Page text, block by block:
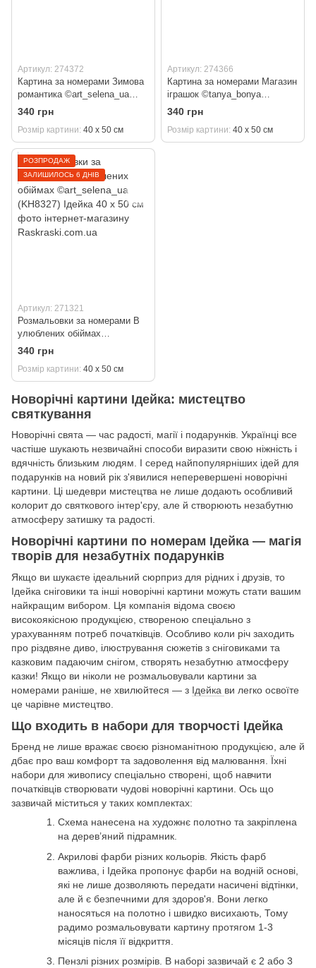
Артикул: 274372
Картина за номерами Зимова
романтика ©art_selena_ua
(KH8347) Ідейка 40 х 50 см
340 грн
Розмір картини 40 х 50 см
Артикул: 274366
Картина за номерами Магазин
іграшок ©tanya_bonya
(KH6553) Ідейка 40 х 50 см
340 грн
Розмір картини 40 х 50 см
РОЗПРОДАЖ
ЗАЛИШИЛОСЬ 6 ДНІВ
Артикул: 271321
Розмальовки за номерами В
улюблених обіймах
©art_selena_ua (KH8327)
Ідейка 40 х 50 см
340 грн
Розмір картини 40 х 50 см
Новорічні картини Ідейка: мистецтво
святкування
Новорічні свята — час радості, магії і подарунків. Українці все
частіше шукають незвичайні способи виразити свою ніжність і
вдячність близьким людям. І серед найпопулярніших ідей для
подарунків на новий рік з'явилися неперевершені новорічні
картини. Ці шедеври мистецтва не лише додають особливий
колорит до святкового інтер'єру, але й створюють незабутню
атмосферу затишку та радості.
Новорічні картини по номерам Ідейка — магія
творів для незабутніх подарунків
Якщо ви шукаєте ідеальний сюрприз для рідних і друзів, то
Ідейка сніговики та інші новорічні картини можуть стати вашим
найкращим вибором. Ця компанія відома своєю
високоякісною продукцією, створеною спеціально з
урахуванням потреб початківців. Особливо коли річ заходить
про різдвяне диво, ілюстрування сюжетів з сніговиками та
казковим падаючим снігом, створять незабутню атмосферу
казки! Якщо ви ніколи не розмальовували картини за
номерами раніше, не хвилюйтеся — з Ідейка ви легко освоїте
це чарівне мистецтво.
Що входить в набори для творчості Ідейка
Бренд не лише вражає своєю різноманітною продукцією, але й
дбає про ваш комфорт та задоволення від малювання. Їхні
набори для живопису спеціально створені, щоб навчити
початківців створювати чудові новорічні картини. Ось що
зазвичай міститься у таких комплектах:
Схема нанесена на художнє полотно та закріплена
на дерев’яний підрамник.
Акрилові фарби різних кольорів. Якість фарб
важлива, і Ідейка пропонує фарби на водній основі,
які не лише дозволяють передати насичені відтінки,
але й є безпечними для здоров'я. Вони легко
наносяться на полотно і швидко висихають, Тому
радимо розмальовувати картину протягом 1-3
місяців після її відкриття.
Пензлі різних розмірів. В наборі зазвичай є 2 або 3